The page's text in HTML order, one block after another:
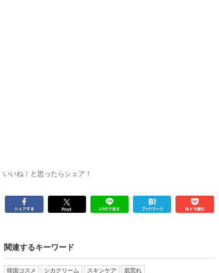
いいね！と思ったらシェア！
関連するキーワード
韓国コスメ シカクリーム スキンケア 肌荒れ